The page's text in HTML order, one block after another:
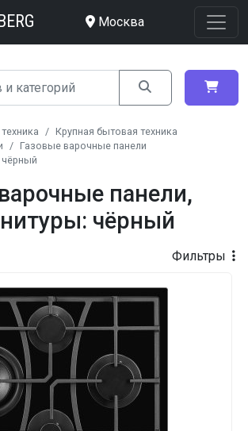
Москва
Крупная бытовая техника
Газовые варочные панели
панели,
чёрный
Фильтры